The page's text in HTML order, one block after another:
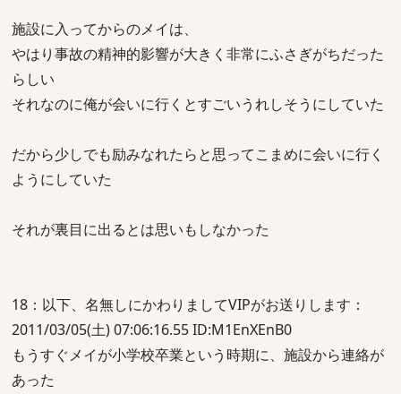
施設に入ってからのメイは、
やはり事故の精神的影響が大きく非常にふさぎがちだった
らしい
それなのに俺が会いに行くとすごいうれしそうにしていた
だから少しでも励みなれたらと思ってこまめに会いに行く
ようにしていた
それが裏目に出るとは思いもしなかった
18：以下、名無しにかわりましてVIPがお送りします：
2011/03/05(土) 07:06:16.55 ID:M1EnXEnB0
もうすぐメイが小学校卒業という時期に、施設から連絡が
あった